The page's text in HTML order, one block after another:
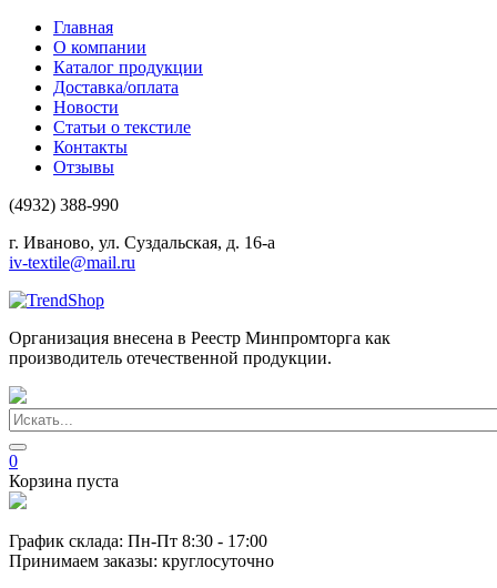
Главная
О компании
Каталог продукции
Доставка/оплата
Новости
Статьи о текстиле
Контакты
Отзывы
(4932) 388-990
г. Иваново, ул. Суздальская, д. 16-а
iv-textile@mail.ru
Организация внесена в Реестр Минпромторга как
производитель отечественной продукции.
0
Корзина пуста
График склада: Пн-Пт 8:30 - 17:00
Принимаем заказы: круглосуточно